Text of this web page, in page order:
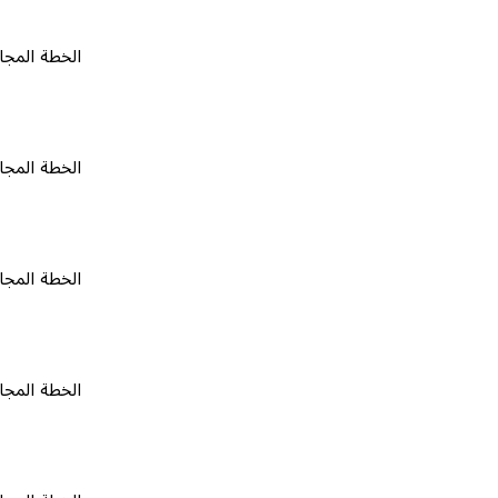
الخطة المجانية ٠
الخطة المجانية ٠
الخطة المجانية ٠
الخطة المجانية ٠